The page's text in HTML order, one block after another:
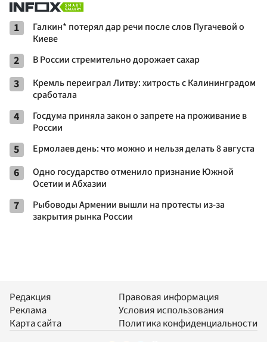
1
Галкин* потерял дар речи после слов Пугачевой о
Киеве
2 В России стремительно дорожает сахар
3
Кремль переиграл Литву: хитрость с Калининградом
сработала
4
Госдума приняла закон о запрете на проживание в
России
5 Ермолаев день: что можно и нельзя делать 8 августа
6
Одно государство отменило признание Южной
Осетии и Абхазии
7
Рыбоводы Армении вышли на протесты из-за
закрытия рынка России
Редакция
Реклама
Карта сайта
Правовая информация
Условия использования
Политика конфиденциальности